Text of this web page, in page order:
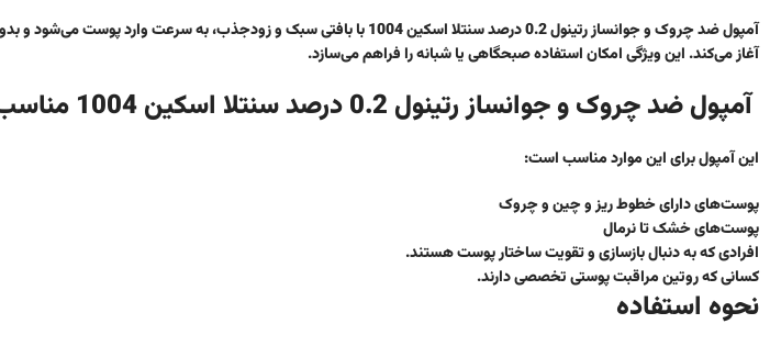
آمپول ضد چروک و جوانساز رتینول 0.2 درصد سنتلا اسکین 1004 با بافتی سبک و زودجذب،
آغاز می‌کند. این ویژگی امکان استفاده صبحگاهی یا شبانه را فراهم می‌سازد.
آمپول ضد چروک و جوانساز رتینول 0.2 درصد سنتلا اسکین 1004
این آمپول برای این موارد مناسب است:
پوست‌های دارای خطوط ریز و چین و چروک
پوست‌های خشک تا نرمال
افرادی که به دنبال بازسازی و تقویت ساختار پوست هستند.
کسانی که روتین مراقبت پوستی تخصصی دارند.
نحوه استفاده